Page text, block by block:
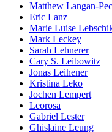
Matthew Langan-
Eric Lanz
Marie Luise
Mark Leckey
Sarah Lehnerer
Cary S. Leibowitz
Jonas Leihener
Kristina Leko
Jochen Lempert
Leorosa
Gabriel Lester
Ghislaine Leung